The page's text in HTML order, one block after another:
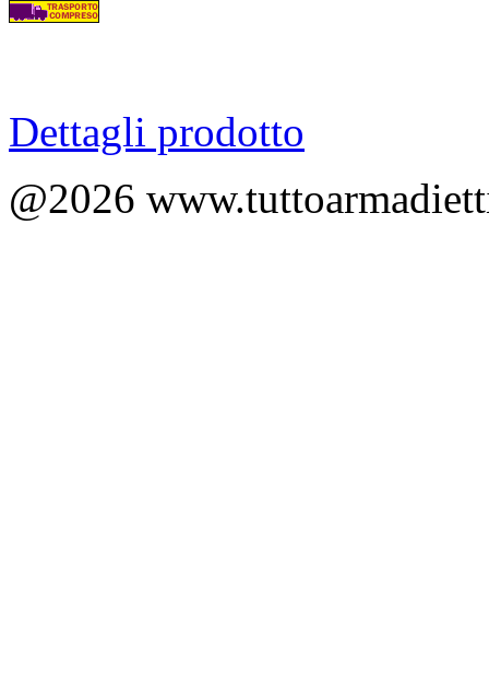
Dettagli prodotto
@2026